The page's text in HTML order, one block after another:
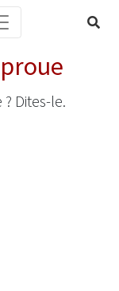
Dites-le.